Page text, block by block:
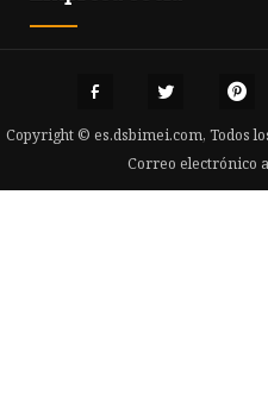
Copyright © es.dsbimei.com, Todos
Correo electrónico